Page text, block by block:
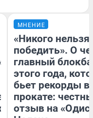
МНЕНИЕ
«Никого нельзя
победить». О
главный
этого года,
бьет рекорды в
прокате:
отзыв на